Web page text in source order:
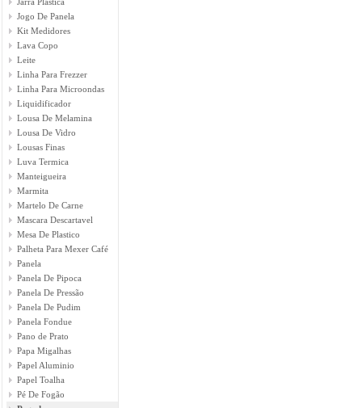
Jogo De Panela
Kit Medidores
Lava Copo
Leite
Linha Para Frezzer
Linha Para Microondas
Liquidificador
Lousa De Melamina
Lousa De Vidro
Lousas Finas
Luva Termica
Manteigueira
Marmita
Martelo De Carne
Mascara Descartavel
Mesa De Plastico
Palheta Para Mexer Café
Panela
Panela De Pipoca
Panela De Pressão
Panela De Pudim
Panela Fondue
Pano de Prato
Papa Migalhas
Papel Aluminio
Papel Toalha
Pé De Fogão